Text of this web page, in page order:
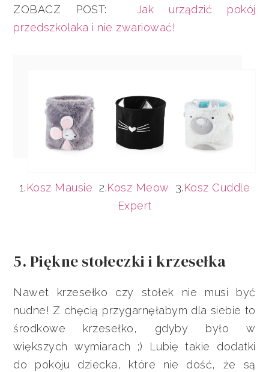
ZOBACZ POST:
Jak urządzić pokój
przedszkolaka i nie zwariować!
1.Kosz Mausie 2.Kosz Meow 3.Kosz Cuddle
Expert
5. Piękne stołeczki i krzesełka
Nawet krzesełko czy stołek nie musi być
nudne! Z chęcią przygarnęłabym dla siebie to
środkowe krzesełko, gdyby było w
większych wymiarach ;) Lubię takie dodatki
do pokoju dziecka, które nie dość, że są